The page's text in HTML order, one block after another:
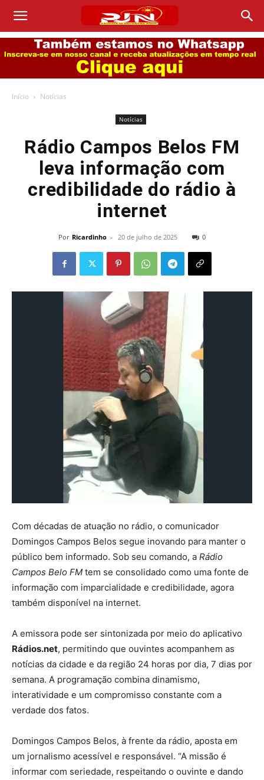
Início Notícias
Notícias
Rádio Campos Belos FM
leva informação com
credibilidade do rádio à
internet
Por Ricardinho - 20 de julho de 2025 0
Com décadas de atuação no rádio, o comunicador
Domingos Campos Belos segue inovando para manter o
público bem informado. Sob seu comando, a Rádio
Campos Belo FM tem se consolidado como uma fonte de
informação com imparcialidade e credibilidade, agora
também disponível na internet.
A emissora pode ser sintonizada por meio do aplicativo
Rádios.net, permitindo que ouvintes acompanhem as
notícias da cidade e da região 24 horas por dia, 7 dias por
semana. A programação combina dinamismo,
interatividade e um compromisso constante com a
verdade dos fatos.
Domingos Campos Belos, à frente da rádio, aposta em
um jornalismo acessível e responsável. “A missão é
informar com seriedade, respeitando o ouvinte e dando